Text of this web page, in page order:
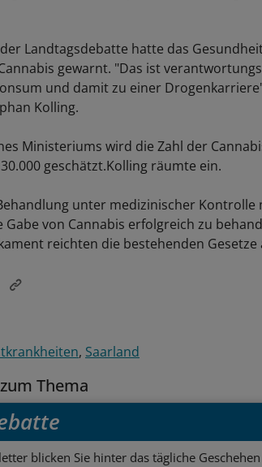
Landtagsdebatte hatte das
gewarnt. "Das ist
und damit zu einer
Kolling.
Ministeriums wird die Zahl der
geschätzt.Kolling räumte ein.
unter medizinischer Kontrolle
Gabe von Cannabis erfolgreich zu
reichten die bestehenden Gesetze
Saarland
Thema
blicken Sie hinter das tägliche